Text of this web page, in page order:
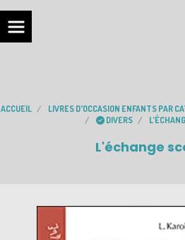
ACCUEIL LIVRES D'OCCASION ENFANTS PAR
DIVERS
L'échange